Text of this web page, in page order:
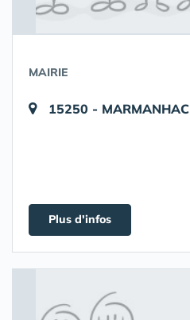
MAIRIE
15250 - MARMANHAC
Plus d'infos